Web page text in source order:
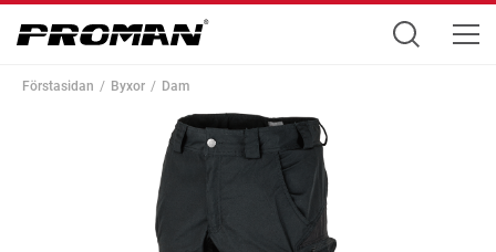
Förstasidan Byxor Dam